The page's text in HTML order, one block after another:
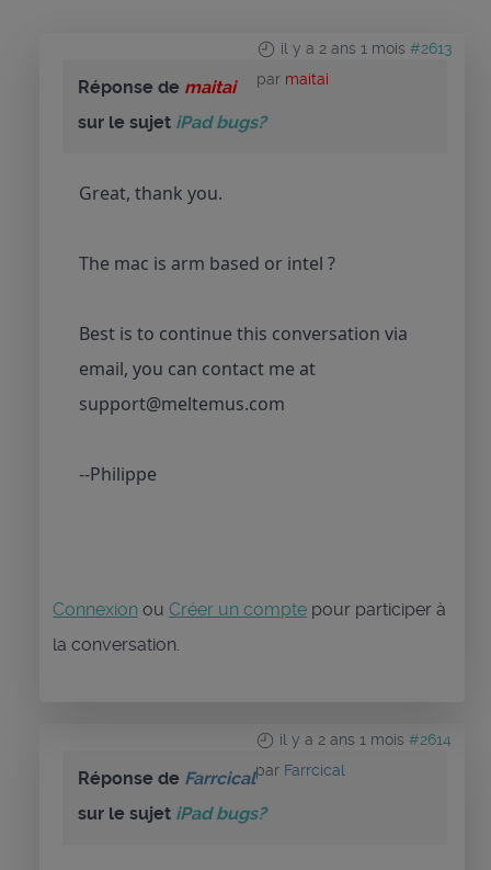
il y a 2 ans 1 mois #2613
par maitai
Réponse de maitai
sur le sujet iPad bugs?
Great, thank you.
The mac is arm based or intel ?
Best is to continue this conversation via
email, you can contact me at
support@meltemus.com
--Philippe
Connexion ou Créer un compte pour participer à
la conversation.
il y a 2 ans 1 mois #2614
par Farrcical
Réponse de Farrcical
sur le sujet iPad bugs?